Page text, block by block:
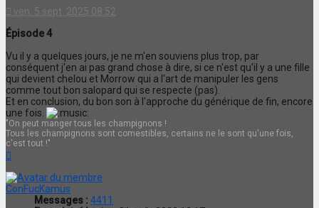
ven. 5 sept. 2025 08:52
Épisode 4
Vu il y a quelques jours, je ne m'en souviens plus trop, par
conséquent j'en ai pas grand chose à dire, si ce n'est qu'il y a une fille
qui devient chelou et Morrow qui a l'art de manipuler les gens
comme tout bon salopard qui se respecte (pas).
Et en conclusion, du bon son à l'approche du générique de fin, encore
une fois.
"On peut manger tous les champignons !
Tous les champignons sont comestibles, certains ne le sont qu'une fois,
c'est tout !"
ConFucKamus
Messages : 4411